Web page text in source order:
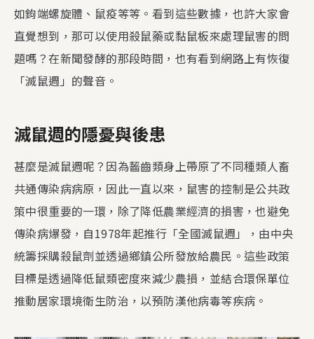
如鉤端螺旋體、鼠疫等等。看到這些數據，也許大家會
直覺想到，那可以使用殺鼠藥或黏鼠板來處理鼠害的問
題嗎？在新聞發酵的那段時間，也有看到網路上有恢復
「滅鼠週」的聲音。
滅鼠週的隱憂與後患
甚麼是滅鼠週呢？因為齧齒類身上帶原了不同種類人畜
共通傳染病病原，因此一直以來，鼠害的控制是公共政
策中很重要的一環，除了降低農業經濟的損害，也避免
傳染病爆發，自1978年起推行「全國滅鼠週」，由中央
統籌採購殺鼠劑並透過鄉鎮公所發放給農民。這些政策
目標是透過降低鼠類密度來減少農損，並結合環保單位
推動居家環境衛生防治，以預防漢他病毒等疾病。